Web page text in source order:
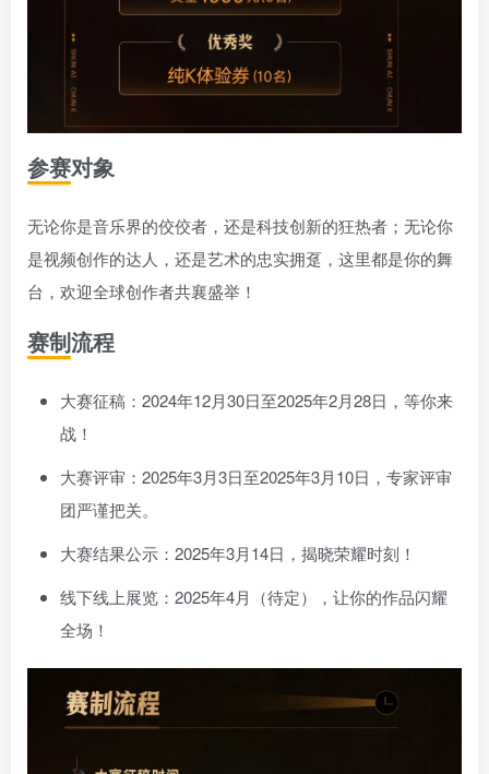
参赛对象
无论你是音乐界的佼佼者，还是科技创新的狂热者；无论你
是视频创作的达人，还是艺术的忠实拥趸，这里都是你的舞
台，欢迎全球创作者共襄盛举！
赛制流程
大赛征稿：2024年12月30日至2025年2月28日，等你来
战！
大赛评审：2025年3月3日至2025年3月10日，专家评审
团严谨把关。
大赛结果公示：2025年3月14日，揭晓荣耀时刻！
线下线上展览：2025年4月（待定），让你的作品闪耀
全场！